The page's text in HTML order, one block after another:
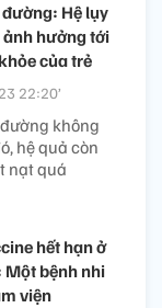
Hệ lụy
hưởng tới
của trẻ
22:20’
không
hệ quả còn
nạt quá
hết hạn ở
Một bệnh nhi
viện